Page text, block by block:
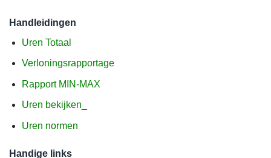
Handleidingen
Uren Totaal
Verloningsrapportage
Rapport MIN-MAX
Uren bekijken_
Uren normen
Handige links